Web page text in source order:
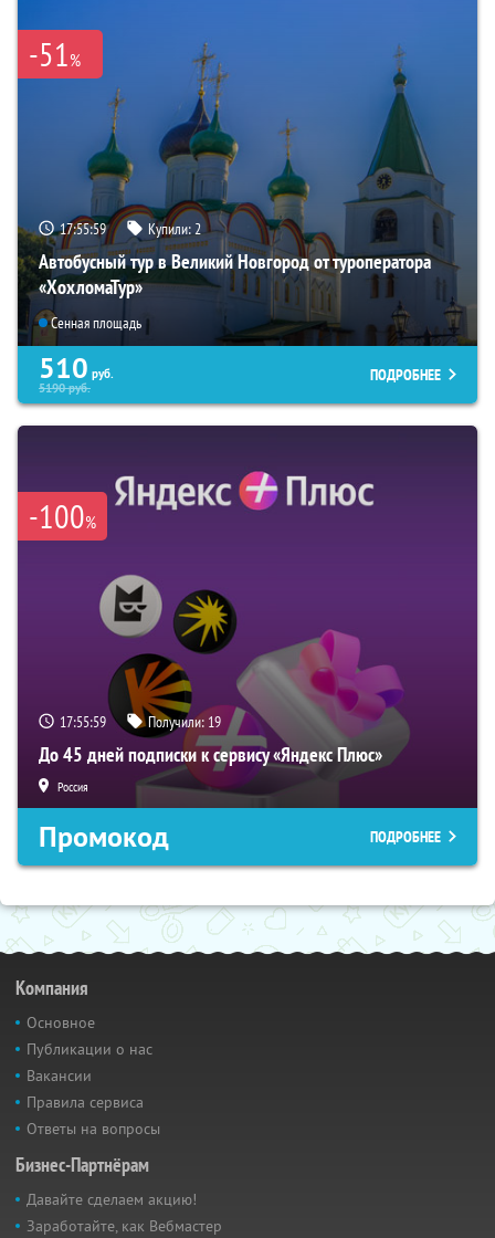
-51%
17:55:58 Купили:2
Автобусный тур в Великий Новгород от туроператора
«ХохломаТур»
Сенная площадь
510 руб.
5190руб.
ПОДРОБНЕЕ
-100%
17:55:58 Получили: 19
До 45 дней подписки к сервису «Яндекс Плюс»
Россия
Промокод ПОДРОБНЕЕ
Компания
Основное
Публикации о нас
Вакансии
Правила сервиса
Ответы на вопросы
Бизнес-Партнёрам
Давайте сделаем акцию!
Заработайте, как Вебмастер